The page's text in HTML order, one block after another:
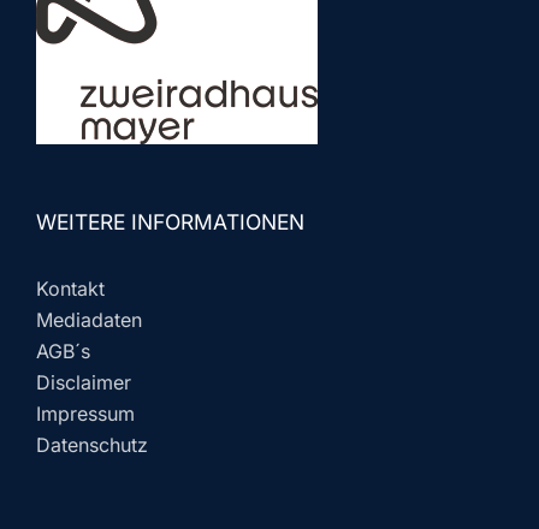
WEITERE INFORMATIONEN
Kontakt
Mediadaten
AGB´s
Disclaimer
Impressum
Datenschutz